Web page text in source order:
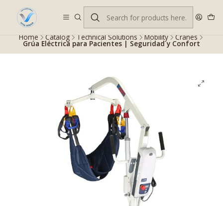
Despacho gratis en RM desde $100.000. Revisa las condiciones.
Home Catalog Technical Solutions Mobility Cranes
Grúa Eléctrica para Pacientes | Seguridad y Confort